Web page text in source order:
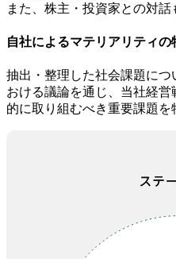
また、株主・投資家との対話
自社によるマテリアリティの
抽出・整理した社会課題に
おける議論を通じ、当社経
的に取り組むべき重要課題を